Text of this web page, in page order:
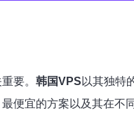
要。 韩国VPS 以其独特
便宜的方案以及其在不